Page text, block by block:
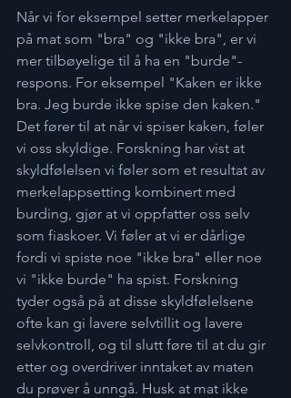
Når vi for eksempel setter merkelapper
på mat som "bra" og "ikke bra", er vi
mer tilbøyelige til å ha en "burde"-
respons. For eksempel "Kaken er ikke
bra. Jeg burde ikke spise den kaken."
Det fører til at når vi spiser kaken, føler
vi oss skyldige. Forskning har vist at
skyldfølelsen vi føler som et resultat av
merkelappsetting kombinert med
burding, gjør at vi oppfatter oss selv
som fiaskoer. Vi føler at vi er dårlige
fordi vi spiste noe "ikke bra" eller noe
vi "ikke burde" ha spist. Forskning
tyder også på at disse skyldfølelsene
ofte kan gi lavere selvtillit og lavere
selvkontroll, og til slutt føre til at du gir
etter og overdriver inntaket av maten
du prøver å unngå. Husk at mat ikke